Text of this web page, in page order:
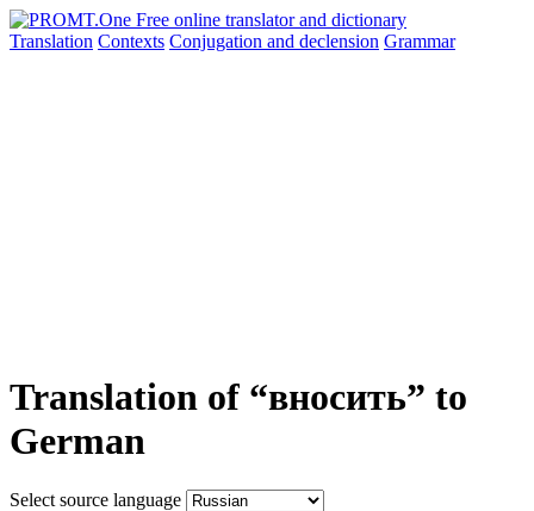
Translation Contexts Conjugation and declension Grammar
Translation of “вносить” to
German
Select source language